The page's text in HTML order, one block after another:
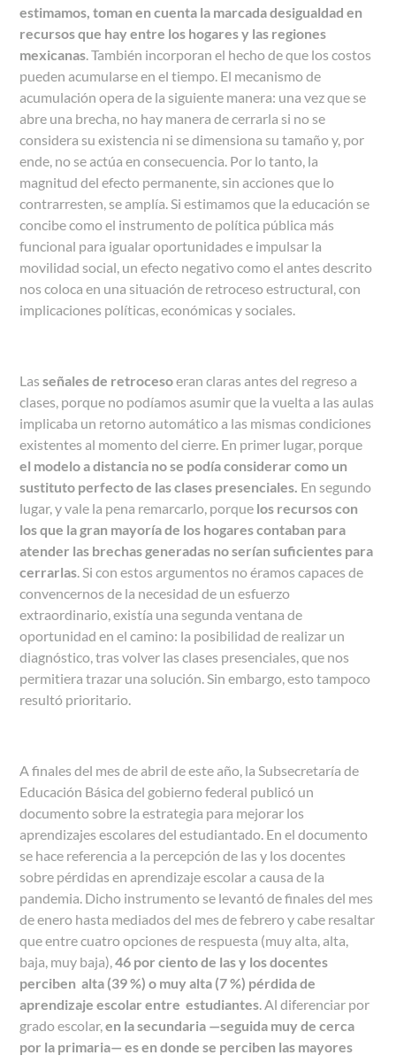
estimamos, toman en cuenta la marcada desigualdad en
recursos que hay entre los hogares y las regiones
mexicanas . También incorporan el hecho de que los costos
pueden acumularse en el tiempo. El mecanismo de
acumulación opera de la siguiente manera: una vez que se
abre una brecha, no hay manera de cerrarla si no se
considera su existencia ni se dimensiona su tamaño y, por
ende, no se actúa en consecuencia. Por lo tanto, la
magnitud del efecto permanente, sin acciones que lo
contrarresten, se amplía. Si estimamos que la educación se
concibe como el instrumento de política pública más
funcional para igualar oportunidades e impulsar la
movilidad social, un efecto negativo como el antes descrito
nos coloca en una situación de retroceso estructural, con
implicaciones políticas, económicas y sociales.
Lasseñales de retrocesoeran claras antes del regreso a
clases, porque no podíamos asumir que la vuelta a las aulas
implicaba un retorno automático a las mismas condiciones
existentes al momento del cierre. En primer lugar, porque
el modelo a distancia no se podía considerar como un
sustituto perfecto de las clases presenciales. En segundo
lugar, y vale la pena remarcarlo, porque los recursos con
los que la gran mayoría de los hogares contaban para
atender las brechas generadas no serían suficientes para
cerrarlas . Si con estos argumentos no éramos capaces de
convencernos de la necesidad de un esfuerzo
extraordinario, existía una segunda ventana de
oportunidad en el camino: la posibilidad de realizar un
diagnóstico, tras volver las clases presenciales, que nos
permitiera trazar una solución. Sin embargo, esto tampoco
resultó prioritario.
A finales del mes de abril de este año, la Subsecretaría de
Educación Básica del gobierno federal publicó un
documento sobre la estrategia para mejorar los
aprendizajes escolares del estudiantado. En el documento
se hace referencia a la percepción de las y los docentes
sobre pérdidas en aprendizaje escolar a causa de la
pandemia. Dicho instrumento se levantó de finales del mes
de enero hasta mediados del mes de febrero y cabe resaltar
que entre cuatro opciones de respuesta (muy alta, alta,
baja, muy baja),46 por ciento de las y los docentes
perciben alta (39 %) o muy alta (7 %) pérdida de
aprendizaje escolar entre estudiantes . Al diferenciar por
grado escolar,en la secundaria —seguida muy de cerca
por la primaria— es en donde se perciben las mayores